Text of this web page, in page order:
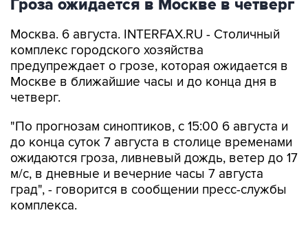
Гроза ожидается в Москве в четверг
Москва. 6 августа. INTERFAX.RU - Столичный
комплекс городского хозяйства
предупреждает о грозе, которая ожидается в
Москве в ближайшие часы и до конца дня в
четверг.
"По прогнозам синоптиков, с 15:00 6 августа и
до конца суток 7 августа в столице временами
ожидаются гроза, ливневый дождь, ветер до 17
м/с, в дневные и вечерние часы 7 августа
град", - говорится в сообщении пресс-службы
комплекса.